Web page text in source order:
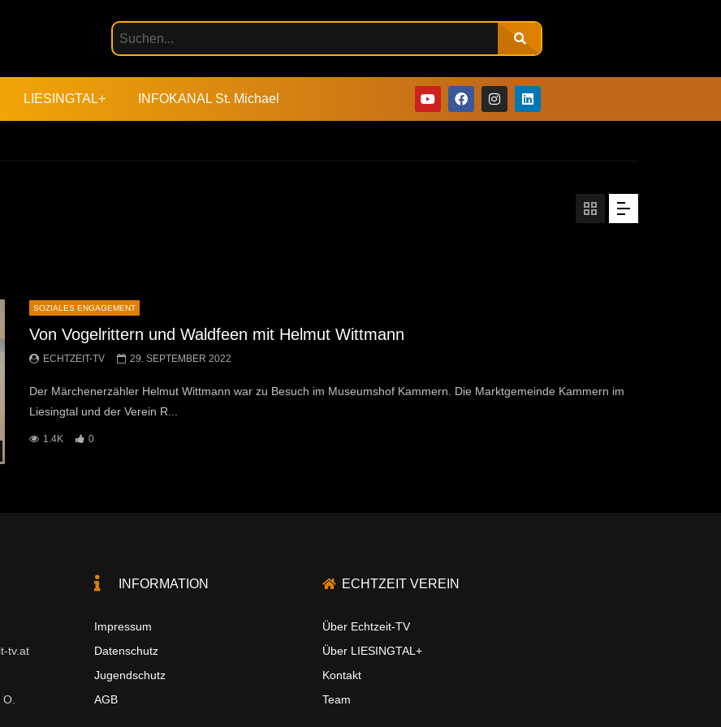
LIESINGTAL+ INFOKANAL St. Michael
SOZIALES ENGAGEMENT
Von Vogelrittern und Waldfeen mit Helmut Wittmann
ECHTZEIT-TV 29. SEPTEMBER 2022
Der Märchenerzähler Helmut Wittmann war zu Besuch im Museumshof Kammern. Die Marktgemeinde Kammern im
Liesingtal und der Verein R...
1.4K 0
tv.at
INFORMATION
Impressum
Datenschutz
Jugendschutz
AGB
ECHTZEIT VEREIN
Über Echtzeit-TV
Über LIESINGTAL+
Kontakt
Team